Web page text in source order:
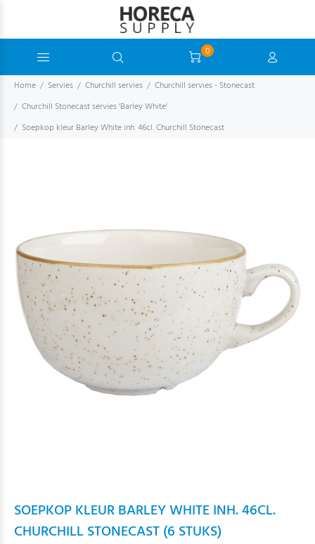
0
Home Servies Churchill servies
Churchill servies - Stonecast
Churchill Stonecast servies 'Barley White'
Soepkop kleur Barley White inh. 46cl. Churchill Stonecast
SOEPKOP KLEUR BARLEY WHITE INH. 46CL.
CHURCHILL STONECAST (6 STUKS)